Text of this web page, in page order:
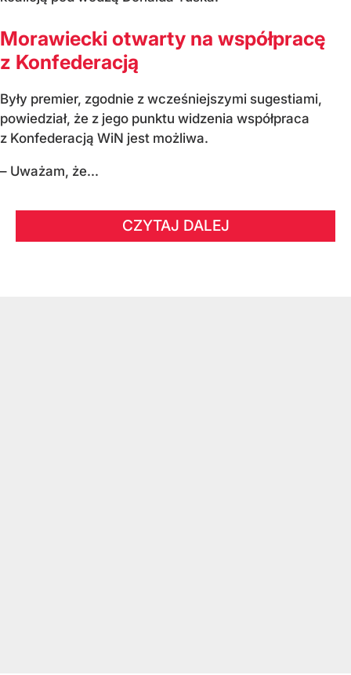
Morawiecki otwarty na współpracę
z Konfederacją
Były premier, zgodnie z wcześniejszymi sugestiami,
powiedział, że z jego punktu widzenia współpraca
z Konfederacją WiN jest możliwa.
– Uważam, że...
CZYTAJ DALEJ